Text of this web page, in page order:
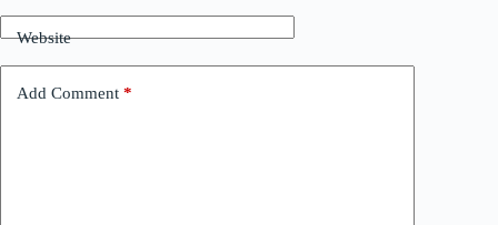
Website
Add Comment *